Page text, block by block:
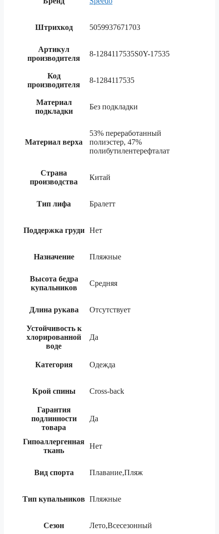
Штрихкод 5059937671703
Артикул
производителя
8-1284117535S0Y-17535
Код
производителя
8-1284117535
Материал
подкладки
Без подкладки
Материал верха
53% переработанный
полиэстер, 47%
полибутилентерефталат
Страна
производства
Китай
Тип лифа​ Бралетт
Поддержка груди Нет
Назначение Пляжные
Высота бедра
купальников
Средняя
Длина рукава Отсутствует
Устойчивость к
хлорированной
воде
Да
Категория Одежда
Крой спины Cross-back
Гарантия
подлинности
товара
Да
Гипоаллергенная
ткань
Нет
Вид спорта Плавание,Пляж
Тип купальников Пляжные
Сезон Лето,Всесезонный